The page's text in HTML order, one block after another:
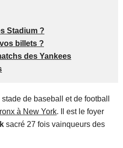
Stadium ?
billets ?
des Yankees
de baseball et de football
à New York. Il est le foyer
sacré 27 fois vainqueurs des